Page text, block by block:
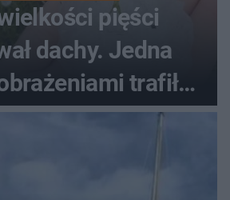
pięści
dachy. Jedna
trafiła
do szpitala